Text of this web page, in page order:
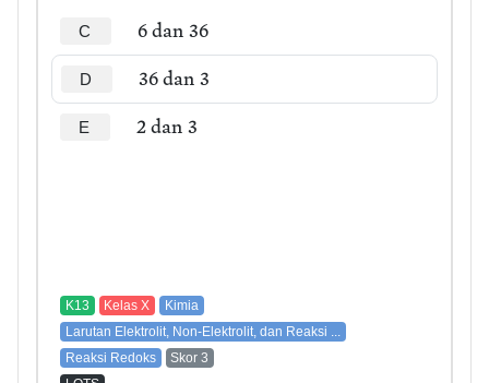
C 6 dan 36
D 36 dan 3
E 2 dan 3
K13 Kelas X
Kimia
Larutan Elektrolit, Non-Elektrolit, dan Reaksi ...
Reaksi Redoks
Skor 3